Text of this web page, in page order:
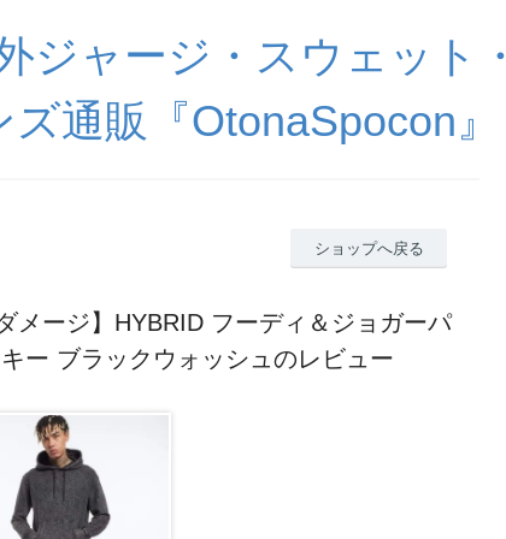
ジャージ・スウェット・
通販『OtonaSpocon』
ショップへ戻る
メージ】HYBRID フーディ＆ジョガーパ
ー ブラックウォッシュのレビュー